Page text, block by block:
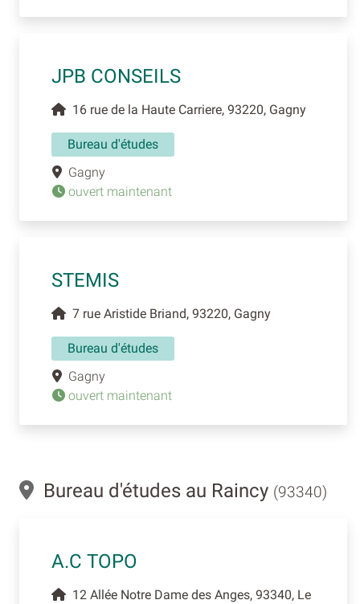
JPB CONSEILS
16 rue de la Haute Carriere, 93220, Gagny
Bureau d'études
Gagny
ouvert maintenant
STEMIS
7 rue Aristide Briand, 93220, Gagny
Bureau d'études
Gagny
ouvert maintenant
Bureau d'études au Raincy (93340)
A.C TOPO
12 Allée Notre Dame des Anges, 93340, Le